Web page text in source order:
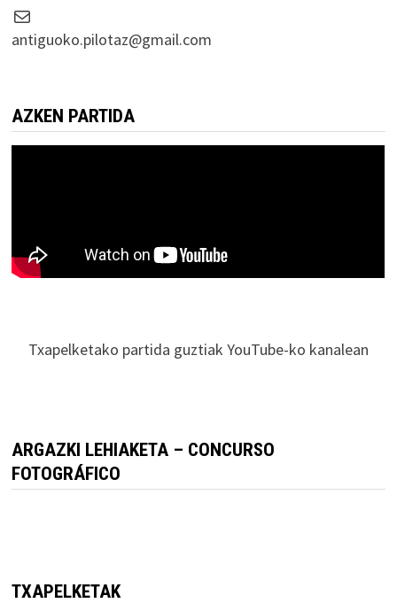
Correo electrónico
antiguoko.pilotaz@gmail.com
AZKEN PARTIDA
Txapelketako partida guztiak YouTube-ko kanalean
ARGAZKI LEHIAKETA – CONCURSO
FOTOGRÁFICO
TXAPELKETAK